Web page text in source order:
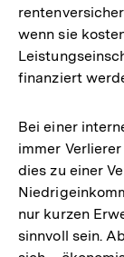
wenn sie
finanziert
Bei einer
immer
dies zu einer
nur kurzen
sinnvoll sein.